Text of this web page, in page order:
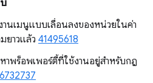
านเมนูแบบเลื่อนลงของหน่วยในค่า
ยาวแล้ว 41495618
พร็อพเพอร์ตี้ที่ใช้งานอยู่สำหรับกฎ